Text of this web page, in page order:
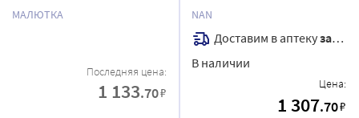
МАЛЮТКА
Последняя цена:
1 133.70₽
400 гр
NAN
Доставим в аптекузавтра
В наличии
Цена:
1 307.70₽